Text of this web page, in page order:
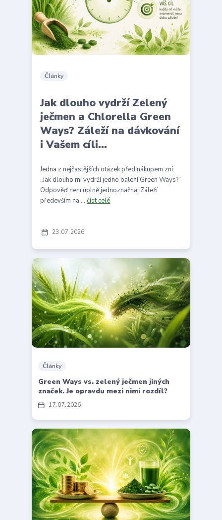
23 07 2026
Články
Jak dlouho vydrží Zelený
ječmen a Chlorella Green
Ways? Záleží na dávkování
i Vašem cíli...
Jedna z nejčastějších otázek před nákupem zní:
„Jak dlouho mi vydrží jedno balení Green Ways?“
Odpověď není úplně jednoznačná. Záleží
především na ...číst celé
17 07 2026
Články
Green Ways vs. zelený ječmen jiných
značek. Je opravdu mezi nimi rozdíl?